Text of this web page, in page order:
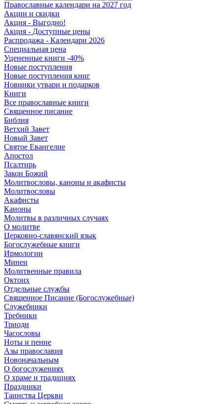
Православные календари на 2027 год
Акции и скидки
Акция - Выгодно!
Акция - Доступные цены
Распродажа - Календари 2026
Специальная цена
Уцененные книги -40%
Новые поступления
Новые поступления книг
Новинки утвари и подарков
Книги
Все православные книги
Священное писание
Библия
Ветхий Завет
Новый Завет
Святое Евангелие
Апостол
Псалтирь
Закон Божий
Молитвословы, каноны и акафисты
Молитвословы
Акафисты
Каноны
Молитвы в различных случаях
О молитве
Церковно-славянский язык
Богослужебные книги
Ирмологии
Минеи
Молитвенные правила
Октоих
Отдельные службы
Священное Писание (Богослужебные)
Служебники
Требники
Триоди
Часословы
Ноты и пение
Азы православия
Новоначальным
О богослужениях
О храме и традициях
Праздники
Таинства Церкви